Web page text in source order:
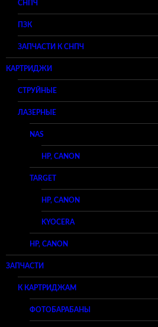
СНПЧ
ПЗК
ЗАПЧАСТИ К СНПЧ
КАРТРИДЖИ
СТРУЙНЫЕ
ЛАЗЕРНЫЕ
NAS
HP, CANON
TARGET
HP, CANON
KYOCERA
HP, CANON
ЗАПЧАСТИ
К КАРТРИДЖАМ
ФОТОБАРАБАНЫ